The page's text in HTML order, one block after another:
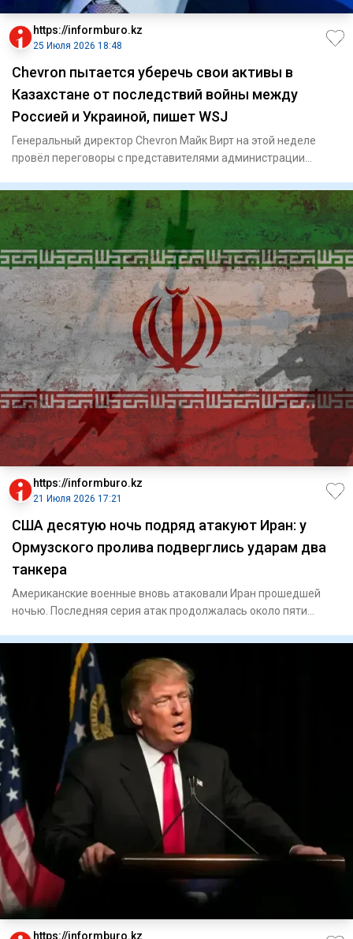
https://informburo.kz
25 Июля 2026 18:48
Chevron пытается уберечь свои активы в
Казахстане от последствий войны между
Россией и Украиной, пишет WSJ
Генеральный директор Chevron Майк Вирт на этой неделе
провёл переговоры с представителями администрации
https://informburo.kz
21 Июля 2026 17:21
США десятую ночь подряд атакуют Иран: у
Ормузского пролива подверглись ударам два
танкера
Американские военные вновь атаковали Иран прошедшей
ночью. Последняя серия атак продолжалась около пяти
https://informburo.kz